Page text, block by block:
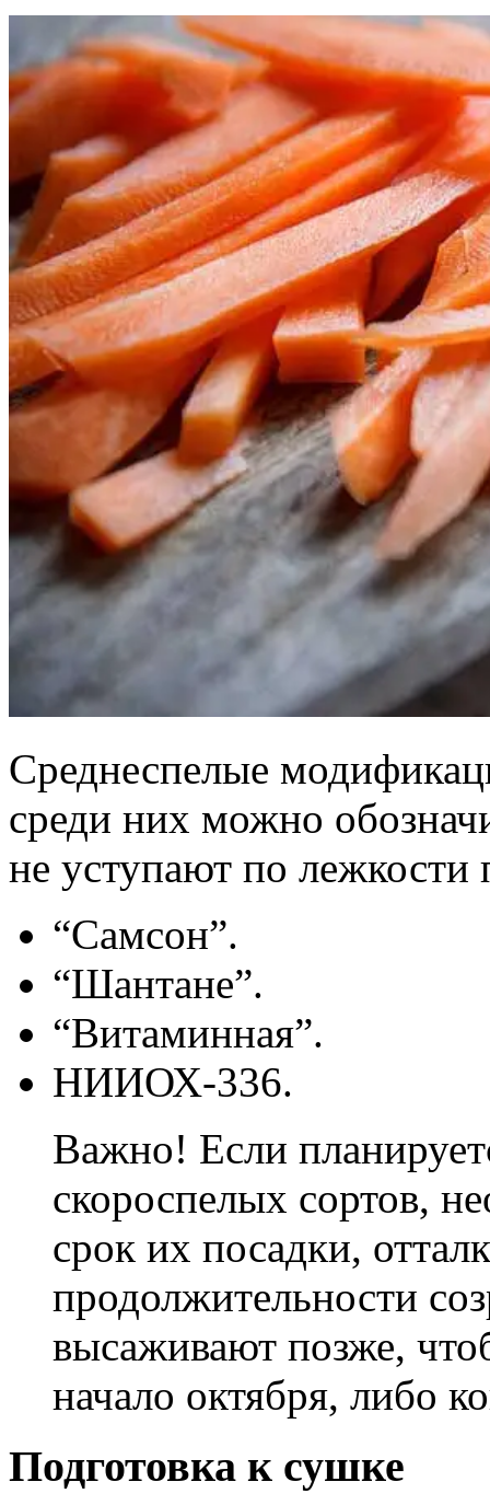
Среднеспелые
среди них можно
не уступают по
“Самсон”.
“Шантане”.
“Витаминная”.
НИИОХ-336.
Важно! Если
скороспелых сортов,
срок их посадки,
продолжительности
высаживают позже,
начало октября, либо
Подготовка к сушке